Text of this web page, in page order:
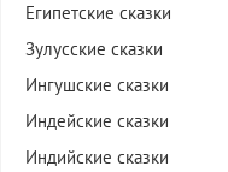
Египетские сказки
Зулусские сказки
Ингушские сказки
Индейские сказки
Индийские сказки